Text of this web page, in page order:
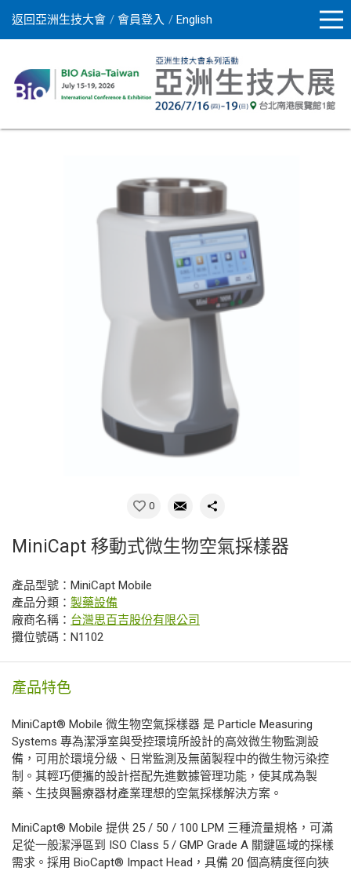
返回亞洲生技大會 會員登入 English
0
MiniCapt 移動式微生物空氣採樣器
產品型號：MiniCapt Mobile
產品分類： 製藥設備
廠商名稱： 台灣思百吉股份有限公司
攤位號碼：N1102
產品特色
MiniCapt® Mobile 微生物空氣採樣器 是 Particle Measuring
Systems 專為潔淨室與受控環境所設計的高效微生物監測設
備，可用於環境分級、日常監測及無菌製程中的微生物污染控
制。其輕巧便攜的設計搭配先進數據管理功能，使其成為製
藥、生技與醫療器材產業理想的空氣採樣解決方案。
MiniCapt® Mobile 提供 25 / 50 / 100 LPM 三種流量規格，可滿
足從一般潔淨區到 ISO Class 5 / GMP Grade A 關鍵區域的採樣
需求。採用 BioCapt® Impact Head，具備 20 個高精度徑向狹